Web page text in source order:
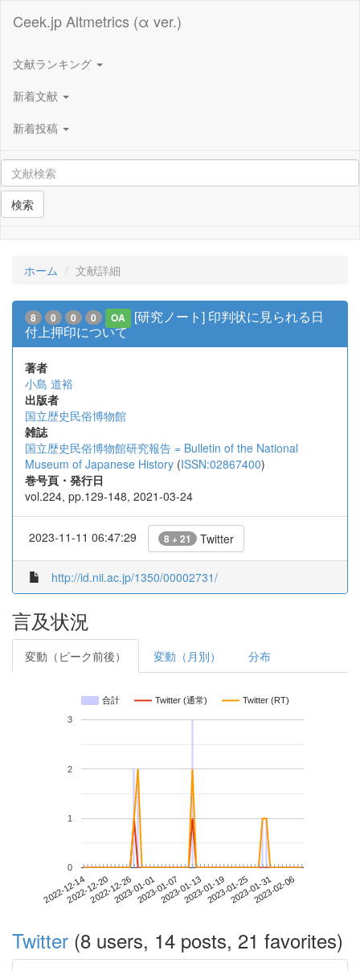
Ceek.jp Altmetrics (α ver.)
文献ランキング
新着文献
新着投稿
検索
ホーム 文献詳細
8 0 0 0 OA
[研究ノート] 印判状に見られる日
付上押印について
著者
小島 道裕
出版者
国立歴史民俗博物館
雑誌
国立歴史民俗博物館研究報告 = Bulletin of the National
Museum of Japanese History (ISSN:02867400)
巻号頁・発行日
vol.224, pp.129-148, 2021-03-24
2023-11-11 06:47:29 8 + 21 Twitter
http://id.nii.ac.jp/1350/00002731/
言及状況
変動（ピーク前後） 変動（月別） 分布
合計 Twitter (通常) Twitter (RT)
2022-12-142022-12-202022-12-262023-01-012023-01-072023-01-132023-01-192023-01-252023-01-312023-02-06
0
1
2
3
Twitter (8 users, 14 posts, 21 favorites)